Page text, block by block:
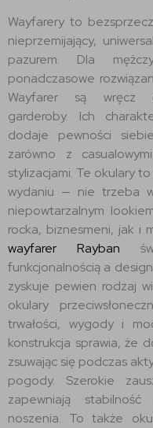
Wayfarery to
nieprzemijający,
pazurem. Dla
ponadczasowe
Wayfarer są wręcz
garderoby. Ich
dodaje pewności
zarówno z
stylizacjami. Te okulary
wydaniu — nie trzeba
niepowtarzalnym
rocka, biznesmeni, jak i
wayfarer Rayban
funkcjonalnością a
zyskuje pewien rodzaj
okulary
trwałości, wygody i
konstrukcja sprawia, że
zsuwając się podczas
pogody. Szerokie
zapewniają
noszenia. To także